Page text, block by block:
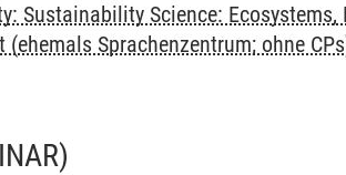
Sustainability Science:
Sprachenzentrum; ohne